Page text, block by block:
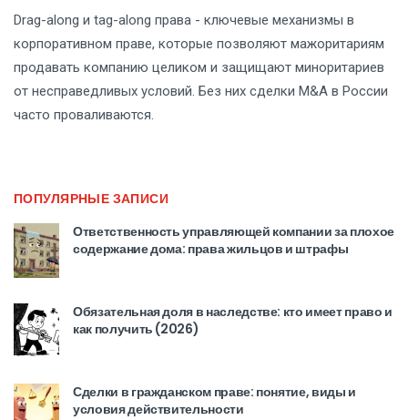
Drag-along и tag-along права - ключевые механизмы в
корпоративном праве, которые позволяют мажоритариям
продавать компанию целиком и защищают миноритариев
от несправедливых условий. Без них сделки M&A в России
часто проваливаются.
ПОПУЛЯРНЫЕ ЗАПИСИ
Ответственность управляющей компании за плохое
содержание дома: права жильцов и штрафы
Обязательная доля в наследстве: кто имеет право и
как получить (2026)
Сделки в гражданском праве: понятие, виды и
условия действительности